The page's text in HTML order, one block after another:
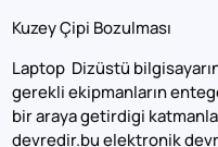
Kuzey Çipi Bozulması
Laptop Dizüstü
gerekli ekipmanların
bir araya getirdigi
devredir.bu elektronik